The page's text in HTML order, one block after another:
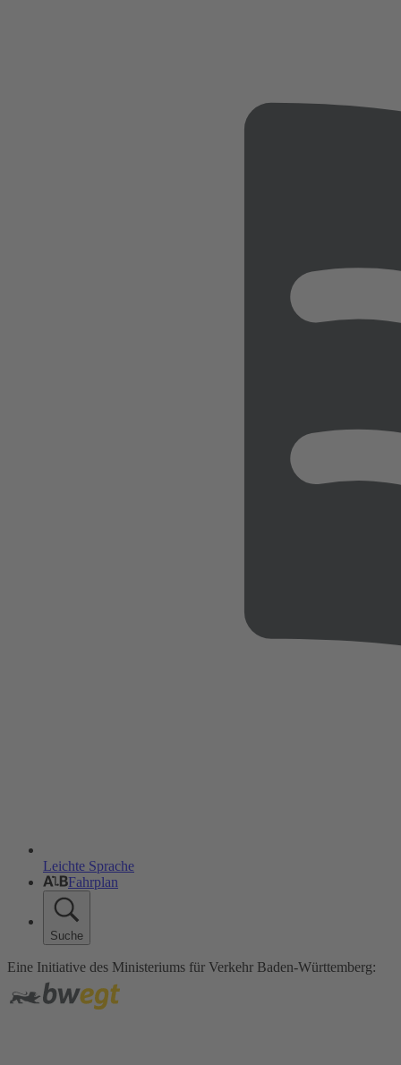
Leichte Sprache
Fahrplan
Suche
Eine Initiative des Ministeriums für Verkehr Baden-Württemberg: